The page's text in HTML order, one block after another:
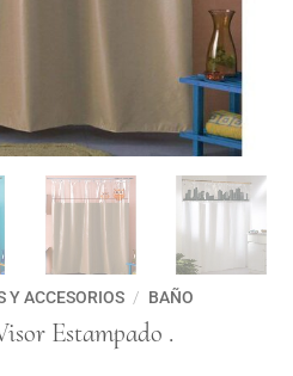
Y ACCESORIOS / BAÑO
Estampado .